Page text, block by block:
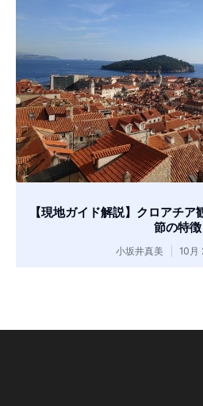
【現地ガイド解説】クロアチ
節の特徴
小坂井真美 10月